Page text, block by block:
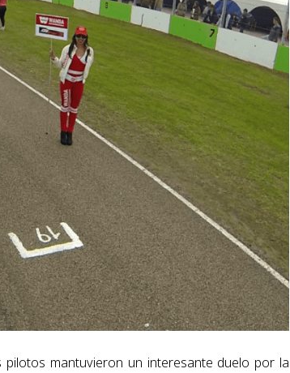
mantuvieron un interesante duelo por la